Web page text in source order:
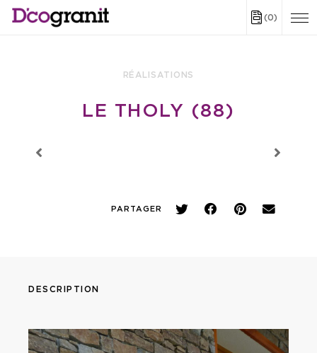
(0)
RÉALISATIONS
LE THOLY (88)
PARTAGER
DESCRIPTION